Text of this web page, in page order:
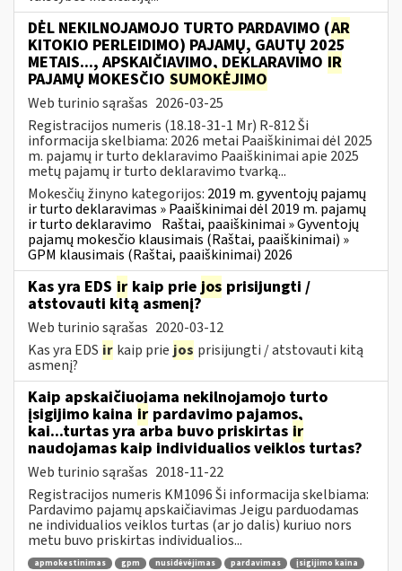
DĖL NEKILNOJAMOJO TURTO PARDAVIMO (AR
KITOKIO PERLEIDIMO) PAJAMŲ, GAUTŲ 2025
METAIS..., APSKAIČIAVIMO, DEKLARAVIMO IR
PAJAMŲ MOKESČIO SUMOKĖJIMO
Web turinio sąrašas 2026-03-25
Registracijos numeris (18.18-31-1 Mr) R-812 Ši
informacija skelbiama: 2026 metai Paaiškinimai dėl 2025
m. pajamų ir turto deklaravimo Paaiškinimai apie 2025
metų pajamų ir turto deklaravimo tvarką...
Mokesčių žinyno kategorijos: 2019 m. gyventojų pajamų
ir turto deklaravimas » Paaiškinimai dėl 2019 m. pajamų
ir turto deklaravimo Raštai, paaiškinimai » Gyventojų
pajamų mokesčio klausimais (Raštai, paaiškinimai) »
GPM klausimais (Raštai, paaiškinimai) 2026
Kas yra EDS ir kaip prie jos prisijungti /
atstovauti kitą asmenį?
Web turinio sąrašas 2020-03-12
Kas yra EDS ir kaip prie jos prisijungti / atstovauti kitą
asmenį?
Kaip apskaičiuojama nekilnojamojo turto
įsigijimo kaina ir pardavimo pajamos,
kai...turtas yra arba buvo priskirtas ir
naudojamas kaip individualios veiklos turtas?
Web turinio sąrašas 2018-11-22
Registracijos numeris KM1096 Ši informacija skelbiama:
Pardavimo pajamų apskaičiavimas Jeigu parduodamas
ne individualios veiklos turtas (ar jo dalis) kuriuo nors
metu buvo priskirtas individualios...
apmokestinimas gpm nusidėvėjimas pardavimas
įsigijimo kaina